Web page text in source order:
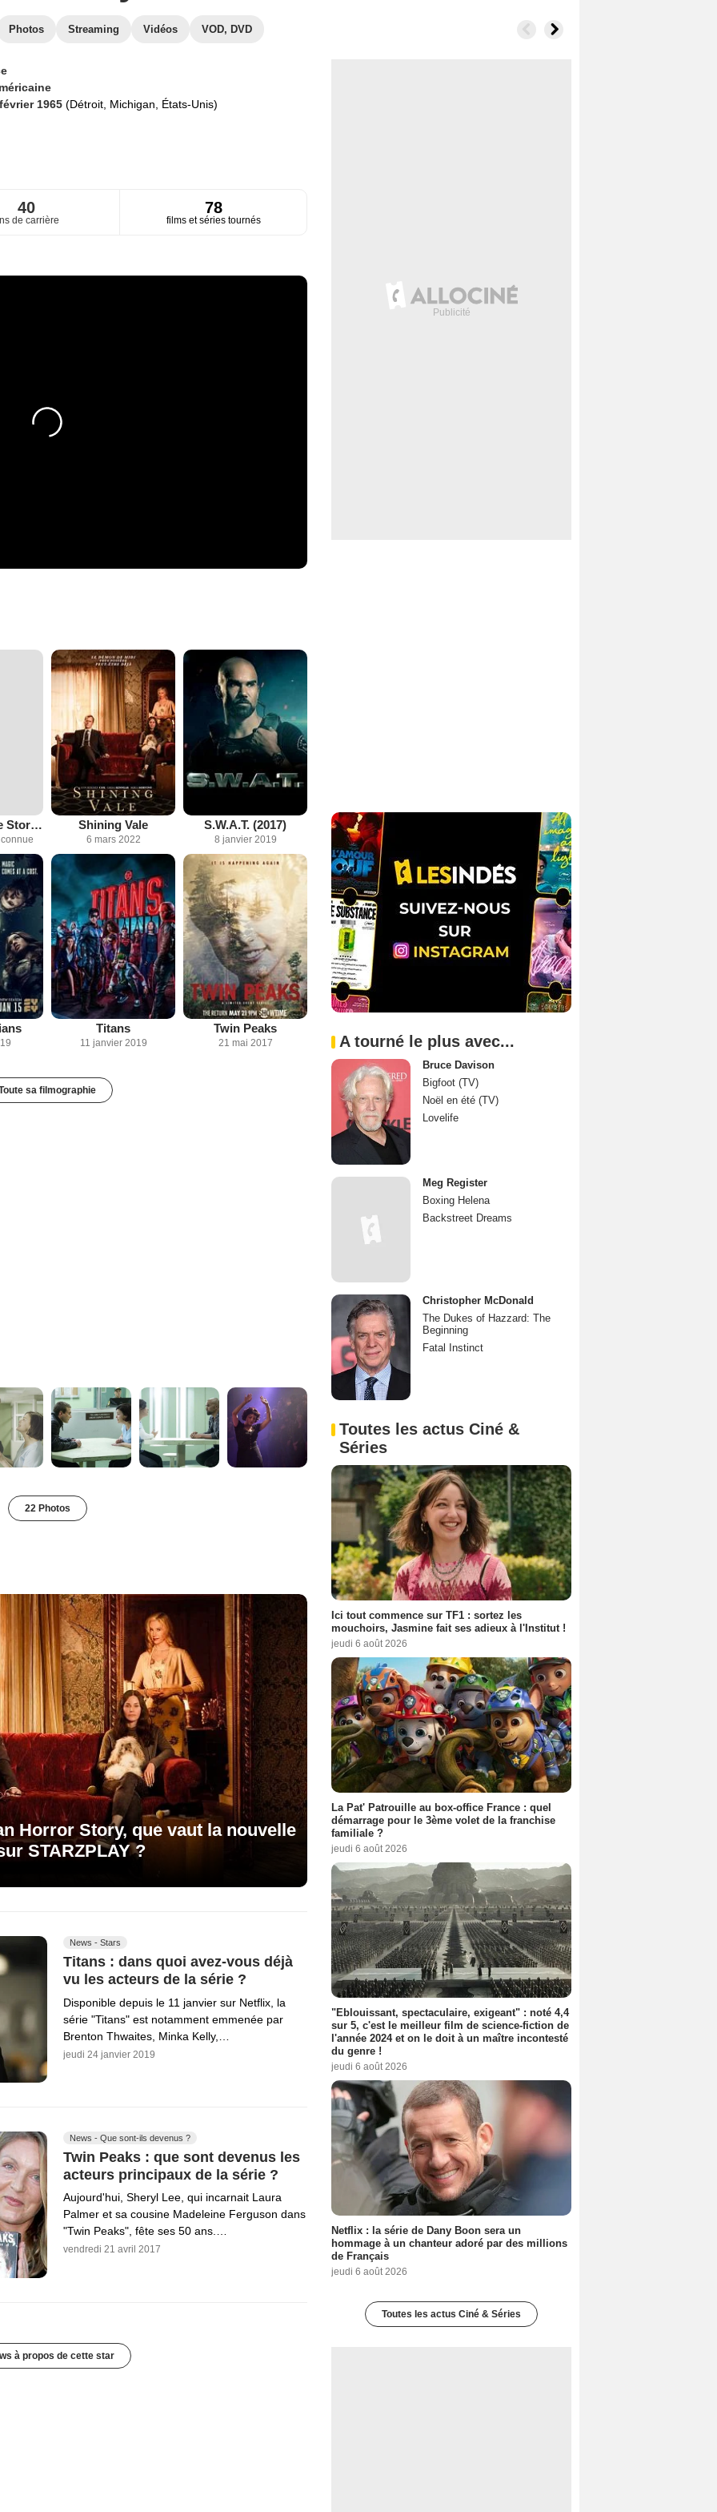
Photos Streaming Vidéos VOD, DVD
1965 (Détroit, Michigan, États-Unis)
40
de carrière
78
films et séries tournés
Silent Life: The Story of the Lady in Black Shining Vale
6 mars 2022
S.W.A.T. (2017)
8 janvier 2019
Titans
11 janvier 2019
Twin Peaks
21 mai 2017
sa filmographie
22 Photos
Horror Story, que vaut la nouvelle
STARZPLAY ?
News - Stars
Titans : dans quoi avez-vous déjà
vu les acteurs de la série ?
Disponible depuis le 11 janvier sur Netflix, la
série "Titans" est notamment emmenée par
Brenton Thwaites, Minka Kelly,…
jeudi 24 janvier 2019
News - Que sont-ils devenus ?
Twin Peaks : que sont devenus les
acteurs principaux de la série ?
Aujourd'hui, Sheryl Lee, qui incarnait Laura
Palmer et sa cousine Madeleine Ferguson dans
"Twin Peaks", fête ses 50 ans.…
vendredi 21 avril 2017
à propos de cette star
A tourné le plus avec...
Bruce Davison
Bigfoot (TV)
Noël en été (TV)
Lovelife
Meg Register
Boxing Helena
Backstreet Dreams
Christopher McDonald
The Dukes of Hazzard: The
Beginning
Fatal Instinct
Toutes les actus Ciné &
Séries
Ici tout commence sur TF1 : sortez les
mouchoirs, Jasmine fait ses adieux à l'Institut !
jeudi 6 août 2026
La Pat' Patrouille au box-office France : quel
démarrage pour le 3ème volet de la franchise
familiale ?
jeudi 6 août 2026
"Eblouissant, spectaculaire, exigeant" : noté 4,4
sur 5, c'est le meilleur film de science-fiction de
l'année 2024 et on le doit à un maître incontesté
du genre !
jeudi 6 août 2026
Netflix : la série de Dany Boon sera un
hommage à un chanteur adoré par des millions
de Français
jeudi 6 août 2026
Toutes les actus Ciné & Séries